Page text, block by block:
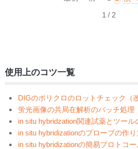
1 / 2
使用上のコツ一覧
DIGのポリクロのロットチェック（改
蛍光画像の共局在解析のバッチ処理
in situ hybridzation関連試薬とツー
in situ hybridizationのプローブの作
in situ hybridizationの簡易プロトコ